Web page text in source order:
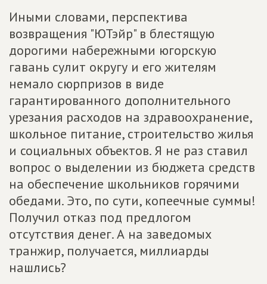
Иными словами, перспектива
возвращения "ЮТэйр" в блестящую
дорогими набережными югорскую
гавань сулит округу и его жителям
немало сюрпризов в виде
гарантированного дополнительного
урезания расходов на здравоохранение,
школьное питание, строительство жилья
и социальных объектов. Я не раз ставил
вопрос о выделении из бюджета средств
на обеспечение школьников горячими
обедами. Это, по сути, копеечные суммы!
Получил отказ под предлогом
отсутствия денег. А на заведомых
транжир, получается, миллиарды
нашлись?